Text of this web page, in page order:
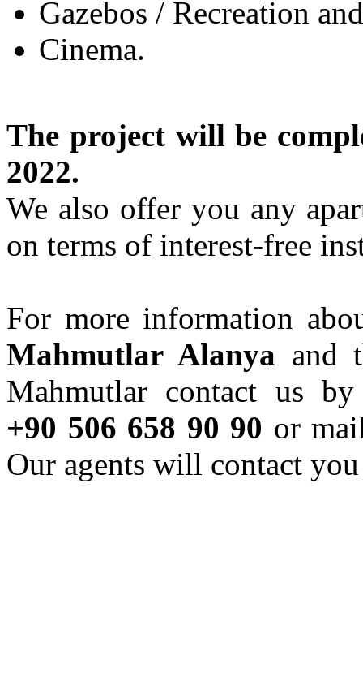
Gazebos / Recreation
Cinema.
The project will be
2022.
We also offer you any
on terms of interest-free
For more information
Mahmutlar Alanya and
Mahmutlar contact us
+90 506 658 90 90 or
Our agents will contact